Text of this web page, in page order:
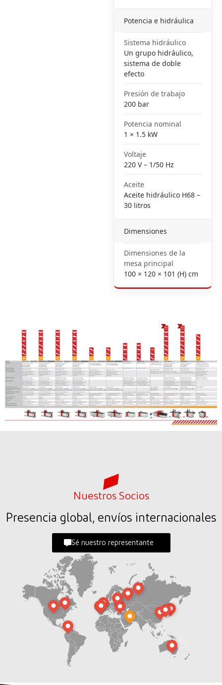
Potencia e hidráulica
Sistema hidráulico
Un grupo hidráulico,
sistema de doble
efecto
Presión de trabajo
200 bar
Potencia nominal
1 × 1.5 kW
Voltaje
220 V – 1/50 Hz
Aceite
Aceite hidráulico H68 –
30 litros
Dimensiones
Dimensiones de la
mesa principal
100 × 120 × 101 (H) cm
Nuestros Socios
Presencia global, envíos internacionales
Sé nuestro representante